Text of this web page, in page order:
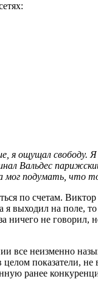
я ощущал свободу.
Вальдес
подумать, что
по счетам.
я выходил на поле,
ничего не
все неизменно
показатели,
ранее